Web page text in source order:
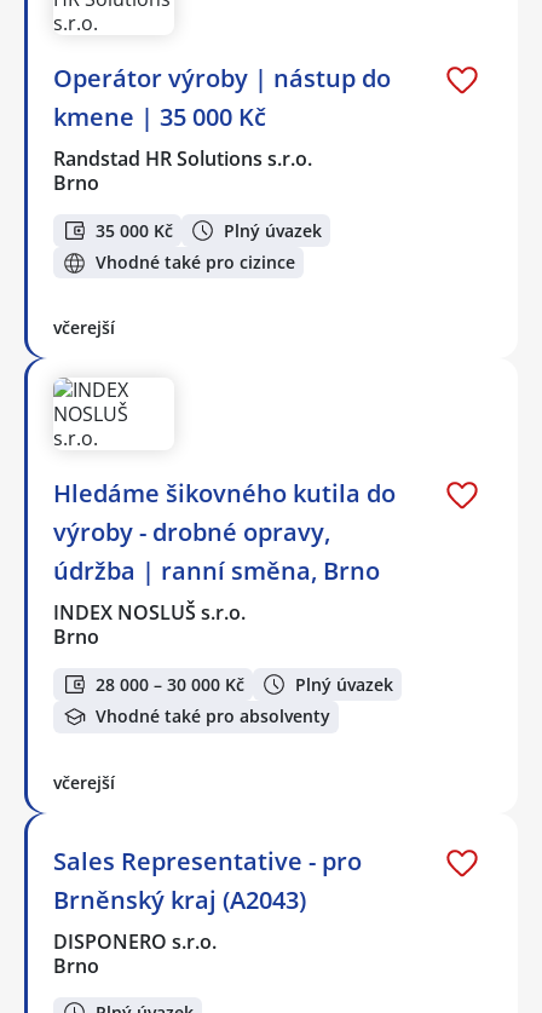
Operátor výroby | nástup do
kmene | 35 000 Kč
Randstad HR Solutions s.r.o.
Brno
35 000 Kč
Plný úvazek
Vhodné také pro cizince
včerejší
Hledáme šikovného kutila do
výroby - drobné opravy,
údržba | ranní směna, Brno
INDEX NOSLUŠ s.r.o.
Brno
28 000 – 30 000 Kč
Plný úvazek
Vhodné také pro absolventy
včerejší
Sales Representative - pro
Brněnský kraj (A2043)
DISPONERO s.r.o.
Brno